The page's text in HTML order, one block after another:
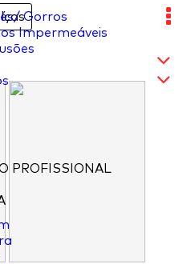
Gorros
Impermeáveis
PROFISSIONAL